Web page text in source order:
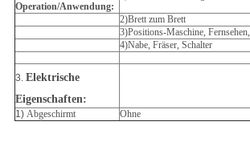
Operation/Anwendung:
2)Brett zum Brett
3)Positions-Maschine, Fernsehen,
4)Nabe, Fräser, Schalter
3. Elektrische
Eigenschaften:
1) Abgeschirmt Ohne